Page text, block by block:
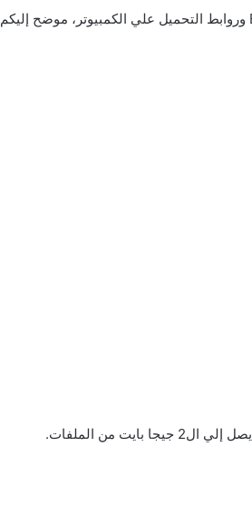
إننا ومن خلال موقعنا بوابة مولانا سوف نوضح لكم متابعينا الكرام، أهم مميزات وعيوب تطبيق EaseUS Data Recovery Wizard وروابط التحميل علي الكمبيوتر، موضح إليكم